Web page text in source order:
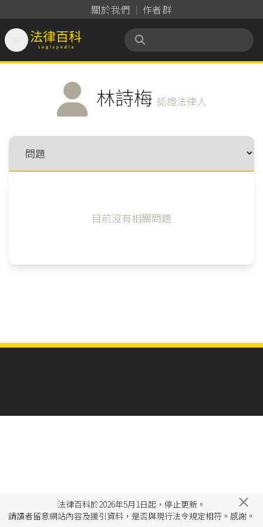
關於我們 作者群
法律百科 Legispedia
林詩梅 認證法律人
目前沒有相關問題
法律百科於2026年5月1日起，停止更新。
請讀者留意網站內容及援引資料，是否與現行法令規定相符。感謝。
×